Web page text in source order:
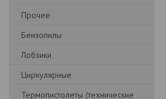
Прочее
Бензопилы
Лобзики
Циркулярные
Термопистолеты (технические